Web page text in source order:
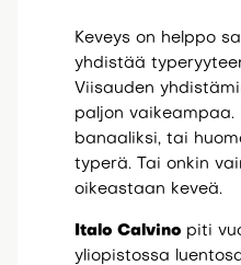
Keveys on helppo
yhdistää
Viisauden
paljon vaikeampaa.
banaaliksi, tai
typerä. Tai onkin
oikeastaan keveä.
Italo Calvino piti
yliopistossa